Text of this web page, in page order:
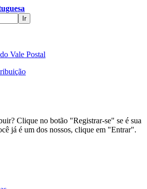
Vale Postal
Clique no botão "Registrar-se" se é sua
já é um dos nossos, clique em "Entrar".